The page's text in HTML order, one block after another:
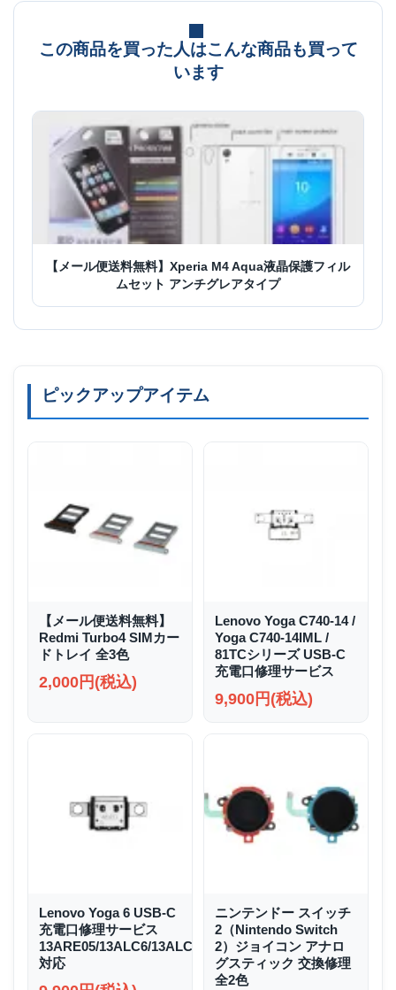
この商品を買った人はこんな商品も買って
います
【メール便送料無料】Xperia M4 Aqua液晶保護フィル
ムセット アンチグレアタイプ
ピックアップアイテム
【メール便送料無料】
Redmi Turbo4 SIMカー
ドトレイ 全3色
2,000円(税込)
Lenovo Yoga C740-14 /
Yoga C740-14IML /
81TCシリーズ USB-C
充電口修理サービス
9,900円(税込)
Lenovo Yoga 6 USB-C
充電口修理サービス
13ARE05/13ALC6/13ALC7/13ABR8
対応
ニンテンドー スイッチ
2（Nintendo Switch
2）ジョイコン アナロ
グスティック 交換修理
全2色